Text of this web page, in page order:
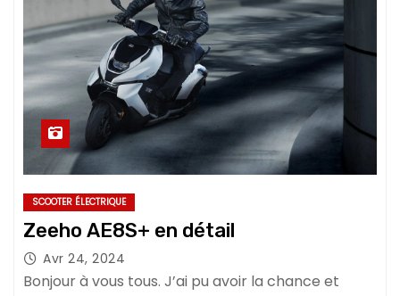
SCOOTER ÉLECTRIQUE
Zeeho AE8S+ en détail
Avr 24, 2024
Bonjour à vous tous. J’ai pu avoir la chance et